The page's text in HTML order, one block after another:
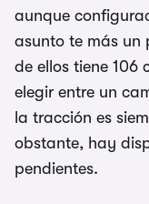
aunque
asunto te más un
de ellos tiene 106
elegir entre un
la tracción es
obstante, hay
pendientes.